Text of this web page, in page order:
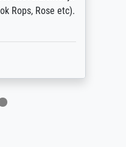
Rops, Rose etc).